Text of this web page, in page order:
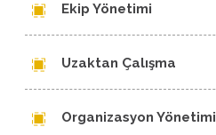
Ekip Yönetimi
Uzaktan Çalışma
Organizasyon Yönetimi